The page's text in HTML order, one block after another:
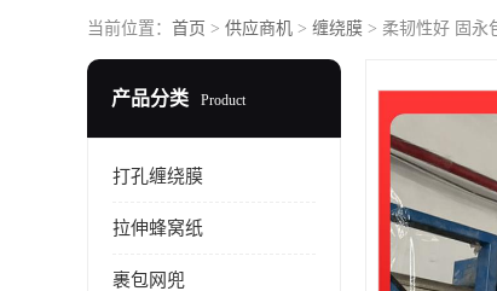
当前位置： 首页 > 供应商机 > 缠绕膜 > 柔韧性好 固永
产品分类 Product
打孔缠绕膜
拉伸蜂窝纸
裹包网兜